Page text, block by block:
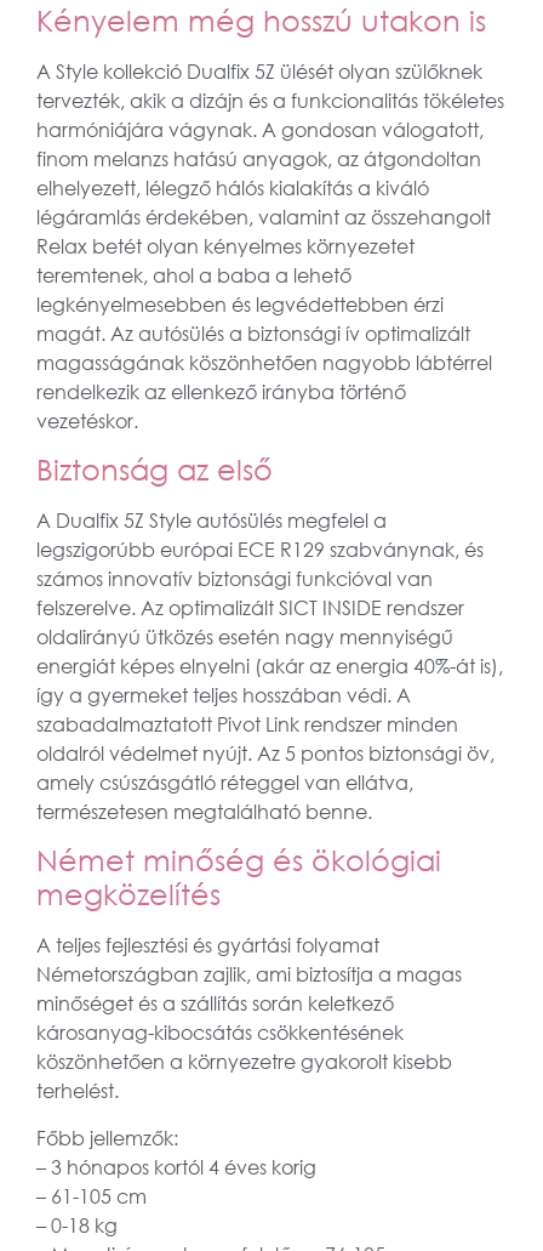
Kényelem még hosszú utakon is
A Style kollekció Dualfix 5Z ülését olyan szülőknek
tervezték, akik a dizájn és a funkcionalitás tökéletes
harmóniájára vágynak. A gondosan válogatott,
finom melanzs hatású anyagok, az átgondoltan
elhelyezett, lélegző hálós kialakítás a kiváló
légáramlás érdekében, valamint az összehangolt
Relax betét olyan kényelmes környezetet
teremtenek, ahol a baba a lehető
legkényelmesebben és legvédettebben érzi
magát. Az autósülés a biztonsági ív optimalizált
magasságának köszönhetően nagyobb lábtérrel
rendelkezik az ellenkező irányba történő
vezetéskor.
Biztonság az első
A Dualfix 5Z Style autósülés megfelel a
legszigorúbb európai ECE R129 szabványnak, és
számos innovatív biztonsági funkcióval van
felszerelve. Az optimalizált SICT INSIDE rendszer
oldalirányú ütközés esetén nagy mennyiségű
energiát képes elnyelni (akár az energia 40%-át is),
így a gyermeket teljes hosszában védi. A
szabadalmaztatott Pivot Link rendszer minden
oldalról védelmet nyújt. Az 5 pontos biztonsági öv,
amely csúszásgátló réteggel van ellátva,
természetesen megtalálható benne.
Német minőség és ökológiai
megközelítés
A teljes fejlesztési és gyártási folyamat
Németországban zajlik, ami biztosítja a magas
minőséget és a szállítás során keletkező
károsanyag-kibocsátás csökkentésének
köszönhetően a környezetre gyakorolt ​​kisebb
terhelést.
Főbb jellemzők:
– 3 hónapos kortól 4 éves korig
– 61-105 cm
– 0-18 kg